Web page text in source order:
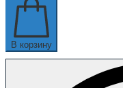
В корзину